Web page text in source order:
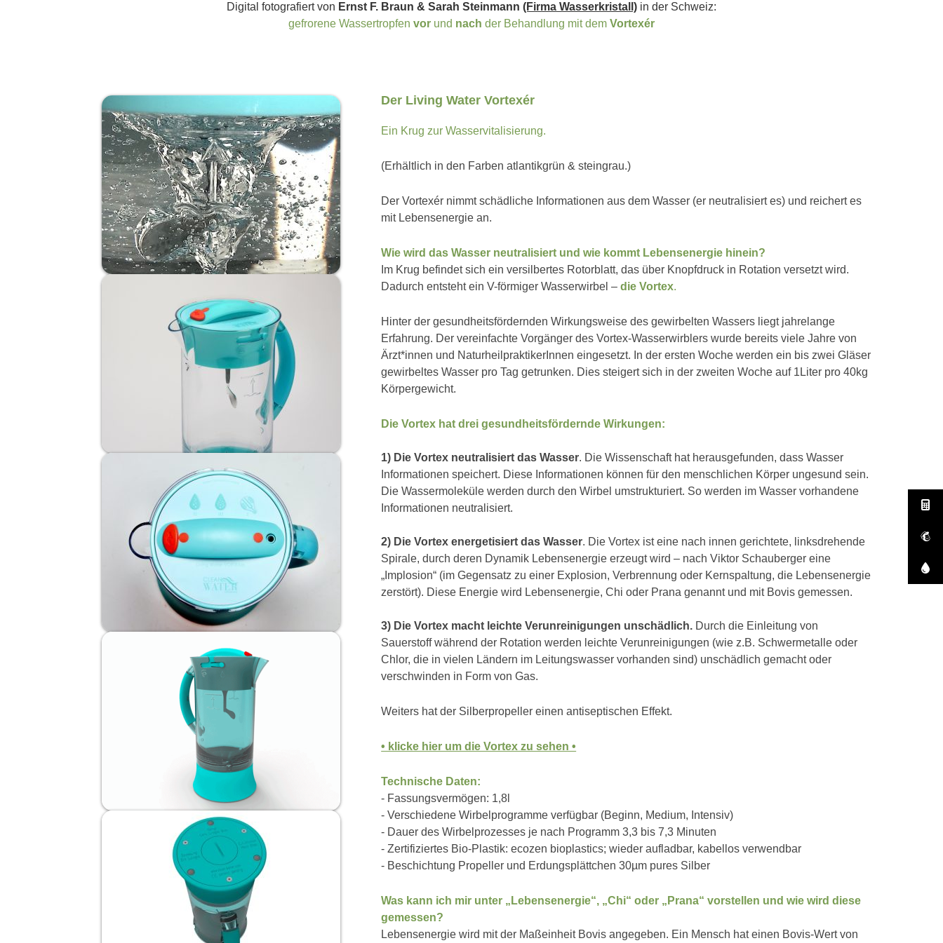
Digital fotografiert von Ernst F. Braun & Sarah Steinmann (Firma Wasserkristall) in der Schweiz:
gefrorene Wassertropfen vor und nach der Behandlung mit dem Vortexér
Der Living Water Vortexér
Ein Krug zur Wasservitalisierung.
(Erhältlich in den Farben atlantikgrün & steingrau.)
Der Vortexér nimmt schädliche Informationen aus dem Wasser (er neutralisiert es) und reichert es
mit Lebensenergie an.
Wie wird das Wasser neutralisiert und wie kommt Lebensenergie hinein?
Im Krug befindet sich ein versilbertes Rotorblatt, das über Knopfdruck in Rotation versetzt wird.
Dadurch entsteht ein V-förmiger Wasserwirbel –die Vortex.
Hinter der gesundheitsfördernden Wirkungsweise des gewirbelten Wassers liegt jahrelange
Erfahrung. Der vereinfachte Vorgänger des Vortex-Wasserwirblers wurde bereits viele Jahre von
Ärzt*innen und NaturheilpraktikerInnen eingesetzt. In der ersten Woche werden ein bis zwei Gläser
gewirbeltes Wasser pro Tag getrunken. Dies steigert sich in der zweiten Woche auf 1Liter pro 40kg
Körpergewicht.
Die Vortex hat drei gesundheitsfördernde Wirkungen:
1) Die Vortex neutralisiert das Wasser. Die Wissenschaft hat herausgefunden, dass Wasser
Informationen speichert. Diese Informationen können für den menschlichen Körper ungesund sein.
Die Wassermoleküle werden durch den Wirbel umstrukturiert. So werden im Wasser vorhandene
Informationen neutralisiert.
2) Die Vortex energetisiert das Wasser. Die Vortex ist eine nach innen gerichtete, linksdrehende
Spirale, durch deren Dynamik Lebensenergie erzeugt wird – nach Viktor Schauberger eine
„Implosion“ (im Gegensatz zu einer Explosion, Verbrennung oder Kernspaltung, die Lebensenergie
zerstört). Diese Energie wird Lebensenergie, Chi oder Prana genannt und mit Bovis gemessen.
3) Die Vortex macht leichte Verunreinigungen unschädlich. Durch die Einleitung von
Sauerstoff während der Rotation werden leichte Verunreinigungen (wie z.B. Schwermetalle oder
Chlor, die in vielen Ländern im Leitungswasser vorhanden sind) unschädlich gemacht oder
verschwinden in Form von Gas.
Weiters hat der Silberpropeller einen antiseptischen Effekt.
• klicke hier um die Vortex zu sehen •
Technische Daten:
- Fassungsvermögen: 1,8l
- Verschiedene Wirbelprogramme verfügbar (Beginn, Medium, Intensiv)
- Dauer des Wirbelprozesses je nach Programm 3,3 bis 7,3 Minuten
- Zertifiziertes Bio-Plastik: ecozen bioplastics; wieder aufladbar, kabellos verwendbar
- Beschichtung Propeller und Erdungsplättchen 30µm pures Silber
Was kann ich mir unter „Lebensenergie“, „Chi“ oder „Prana“ vorstellen und wie wird diese
gemessen?
Lebensenergie wird mit der Maßeinheit Bovis angegeben. Ein Mensch hat einen Bovis-Wert von